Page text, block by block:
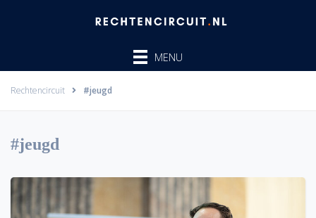
MENU
Rechtencircuit #jeugd
#jeugd